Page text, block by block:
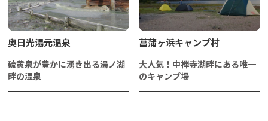
奥日光湯元温泉
硫黄泉が豊かに湧き出る湯ノ湖
畔の温泉
菖蒲ヶ浜キャンプ村
大人気！中禅寺湖畔にある唯一
のキャンプ場